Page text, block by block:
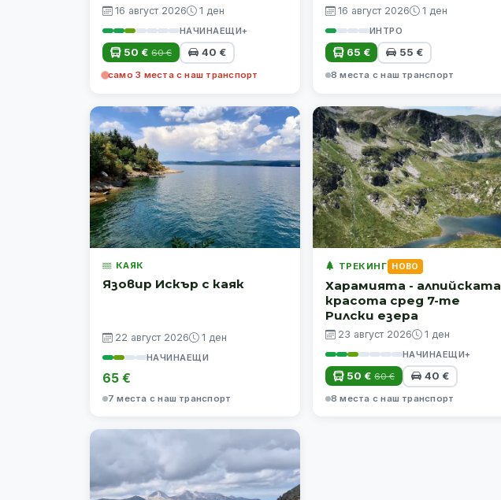
16 август 2026 1 ден
НАЧИНАЕЩИ+
50 € 60 € 40 €
само 3 места с наш транспорт
16 август 2026 1 ден
ИНТРО
65 € 55 €
8 места с наш транспорт
КАЯК
Язовир Искър с каяк
22 август 2026 1 ден
НАЧИНАЕЩИ
65 €
7 места с наш транспорт
ТРЕКИНГ НОВО
Харамията - алпийската
красота сред 7-те
Рилски езера
23 август 2026 1 ден
НАЧИНАЕЩИ+
50 € 60 € 40 €
8 места с наш транспорт